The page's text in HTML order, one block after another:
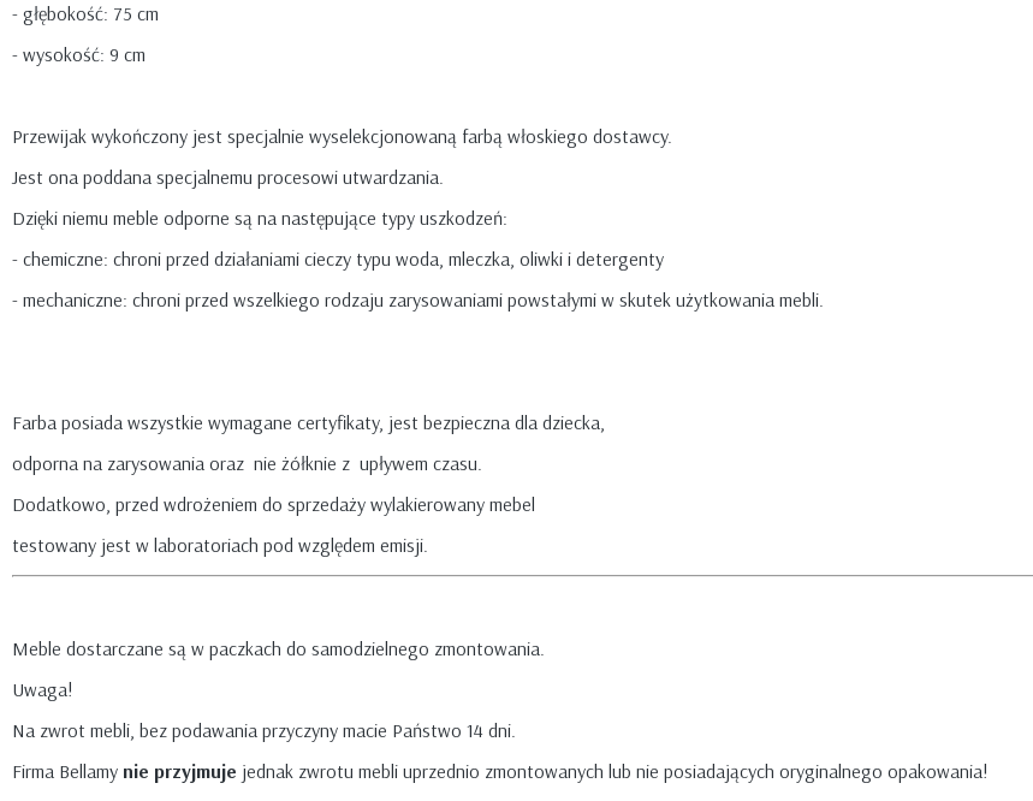
- głębokość: 75 cm
- wysokość: 9 cm
Przewijak wykończony jest specjalnie wyselekcjonowaną farbą włoskiego dostawcy.
Jest ona poddana specjalnemu procesowi utwardzania.
Dzięki niemu meble odporne są na następujące typy uszkodzeń:
- chemiczne: chroni przed działaniami cieczy typu woda, mleczka, oliwki i detergenty
- mechaniczne: chroni przed wszelkiego rodzaju zarysowaniami powstałymi w skutek użytkowania mebli.
Farba posiada wszystkie wymagane certyfikaty, jest bezpieczna dla dziecka,
odporna na zarysowania oraz nie żółknie z upływem czasu.
Dodatkowo, przed wdrożeniem do sprzedaży wylakierowany mebel
testowany jest w laboratoriach pod względem emisji.
Meble dostarczane są w paczkach do samodzielnego zmontowania.
Uwaga!
Na zwrot mebli, bez podawania przyczyny macie Państwo 14 dni.
Firma Bellamy nie przyjmuje jednak zwrotu mebli uprzednio zmontowanych lub nie posiadających oryginalnego opakowania!